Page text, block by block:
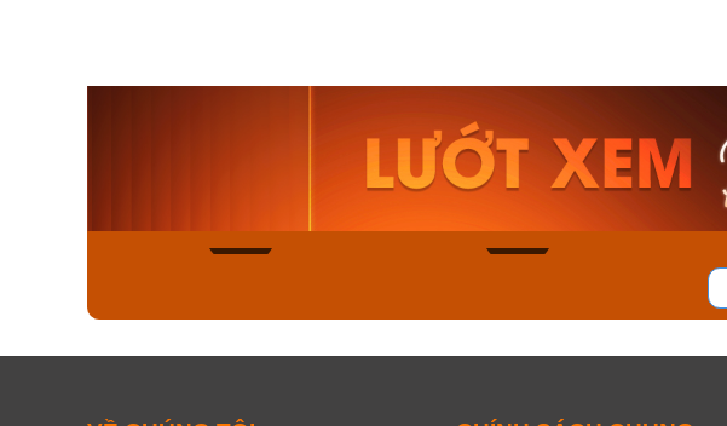
Casio Nam MTS-
115D-1AVDF
2.823.000₫
2.399.550₫
Mua ngay